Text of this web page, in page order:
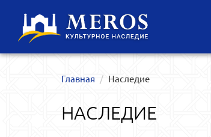
Главная Наследие
НАСЛЕДИЕ